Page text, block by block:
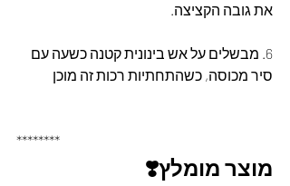
את גובה הקציצה.
6. מבשלים על אש בינונית קטנה כשעה עם
סיר מכוסה, כשהתחתיות רכות זה מוכן
********
מוצר מומלץ❣️